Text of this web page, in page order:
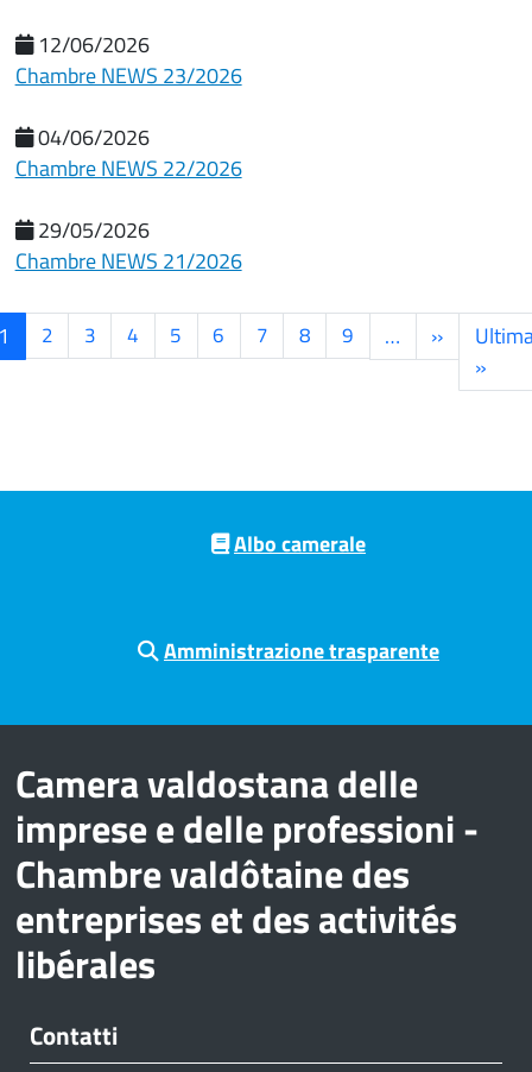
12/06/2026
Chambre NEWS 23/2026
04/06/2026
Chambre NEWS 22/2026
29/05/2026
Chambre NEWS 21/2026
Paginazione
2 3 4 5 6 7 8 9 … ››Pagina
»
Albo camerale
Amministrazione trasparente
Camera valdostana delle
imprese e delle professioni -
Chambre valdôtaine des
entreprises et des activités
libérales
Contatti